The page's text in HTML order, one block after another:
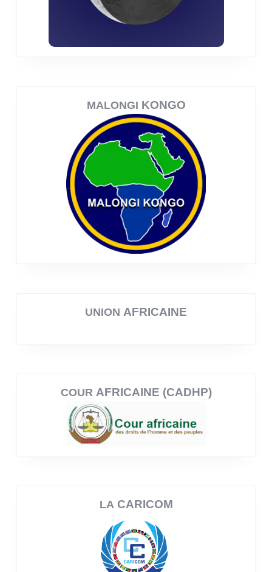
MALONGI KONGO
UNION AFRICAINE
COUR AFRICAINE (CADHP)
LA CARICOM